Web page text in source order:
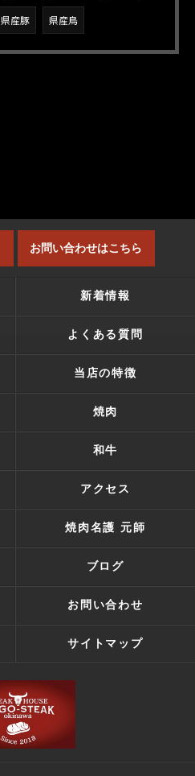
県産豚 県産鳥
お問い合わせはこちら
新着情報
よくある質問
当店の特徴
焼肉
和牛
アクセス
焼肉名護 元師
ブログ
お問い合わせ
サイトマップ